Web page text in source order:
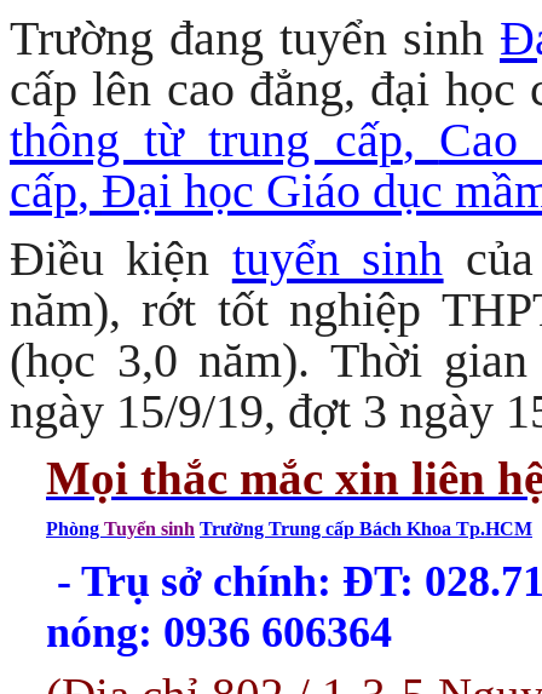
Trường đang tuyển sinh
cấp lên cao đẳng, đại học
thông từ trung cấp,
cấp, Đại học Giáo dục
Điều kiện tuyển sinh
năm), rớt tốt nghiệp
(học 3,0 năm). Thời
ngày 15/9/19, đợt 3 ngày
Mọi thắc mắc xin liên
Phòng Tuyển sinh Trường Trung cấp Bách Khoa Tp.HCM
- Trụ sở chính: ĐT:
nóng: 0936 606364